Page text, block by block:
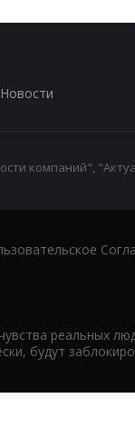
Новости
компаний",
реальных
будут